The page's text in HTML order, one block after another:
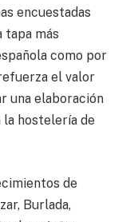
encuestadas
tapa más
como por
el valor
una elaboración
la hostelería de
de
Burlada,